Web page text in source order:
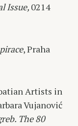
Issue, 0214
, Praha
Artists in
Vujanović
The 80